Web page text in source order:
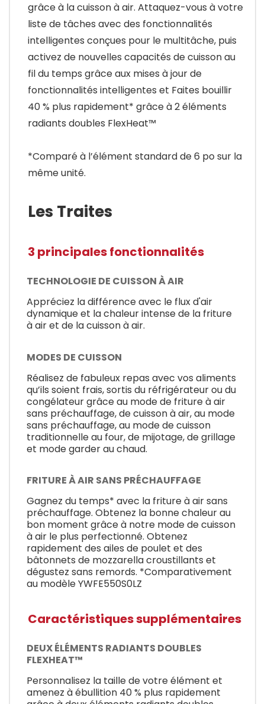
grâce à la cuisson à air. Attaquez-vous à votre
liste de tâches avec des fonctionnalités
intelligentes conçues pour le multitâche, puis
activez de nouvelles capacités de cuisson au
fil du temps grâce aux mises à jour de
fonctionnalités intelligentes et Faites bouillir
40 % plus rapidement* grâce à 2 éléments
radiants doubles FlexHeat™
*Comparé à l’élément standard de 6 po sur la
même unité.
Les Traites
3 principales fonctionnalités
TECHNOLOGIE DE CUISSON À AIR
Appréciez la différence avec le flux d'air
dynamique et la chaleur intense de la friture
à air et de la cuisson à air.
MODES DE CUISSON
Réalisez de fabuleux repas avec vos aliments
qu’ils soient frais, sortis du réfrigérateur ou du
congélateur grâce au mode de friture à air
sans préchauffage, de cuisson à air, au mode
sans préchauffage, au mode de cuisson
traditionnelle au four, de mijotage, de grillage
et mode garder au chaud.
FRITURE À AIR SANS PRÉCHAUFFAGE
Gagnez du temps* avec la friture à air sans
préchauffage. Obtenez la bonne chaleur au
bon moment grâce à notre mode de cuisson
à air le plus perfectionné. Obtenez
rapidement des ailes de poulet et des
bâtonnets de mozzarella croustillants et
dégustez sans remords. *Comparativement
au modèle YWFE550S0LZ
Caractéristiques supplémentaires
DEUX ÉLÉMENTS RADIANTS DOUBLES
FLEXHEAT™
Personnalisez la taille de votre élément et
amenez à ébullition 40 % plus rapidement